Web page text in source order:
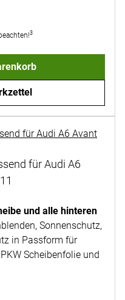
3
für Audi A6
und alle hinteren
Sonnenschutz,
in Passform für
Scheibenfolie und